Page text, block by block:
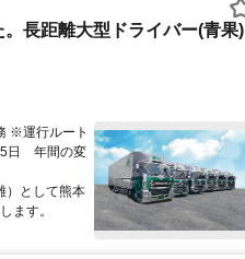
長距離大型ドライバー(青果)
※運行ルート
日 年間の変
）として熊本
ます。